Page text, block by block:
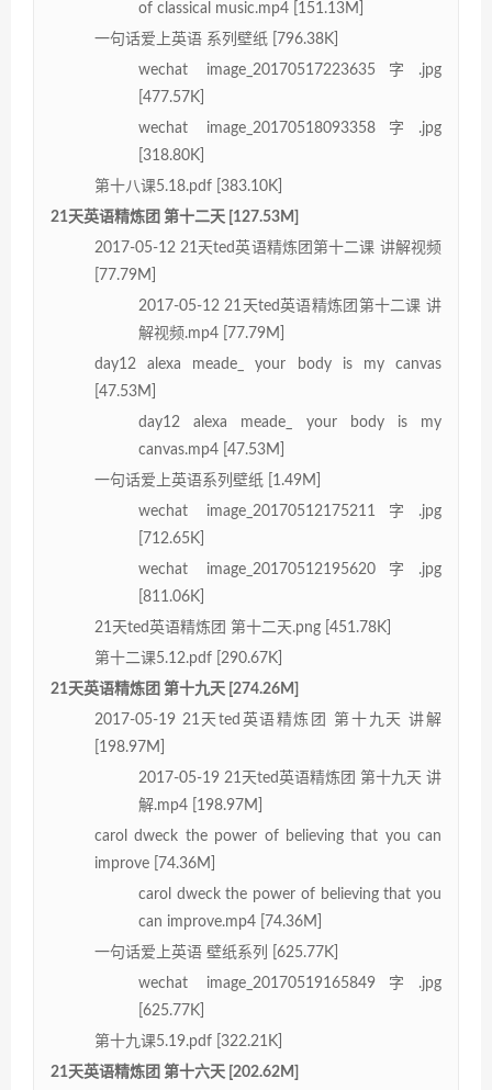
of classical music.mp4 [151.13M]
一句话爱上英语 系列壁纸 [796.38K]
wechat image_20170517223635字.jpg
[477.57K]
wechat image_20170518093358字.jpg
[318.80K]
第十八课5.18.pdf [383.10K]
21天英语精炼团 第十二天 [127.53M]
2017-05-12 21天ted英语精炼团第十二课 讲解视频
[77.79M]
2017-05-12 21天ted英语精炼团第十二课 讲
解视频.mp4 [77.79M]
day12 alexa meade_ your body is my canvas
[47.53M]
day12 alexa meade_ your body is my
canvas.mp4 [47.53M]
一句话爱上英语系列壁纸 [1.49M]
wechat image_20170512175211字.jpg
[712.65K]
wechat image_20170512195620字.jpg
[811.06K]
21天ted英语精炼团 第十二天.png [451.78K]
第十二课5.12.pdf [290.67K]
21天英语精炼团 第十九天 [274.26M]
2017-05-19 21天ted英语精炼团 第十九天 讲解
[198.97M]
2017-05-19 21天ted英语精炼团 第十九天 讲
解.mp4 [198.97M]
carol dweck the power of believing that you can
improve [74.36M]
carol dweck the power of believing that you
can improve.mp4 [74.36M]
一句话爱上英语 壁纸系列 [625.77K]
wechat image_20170519165849字.jpg
[625.77K]
第十九课5.19.pdf [322.21K]
21天英语精炼团 第十六天 [202.62M]